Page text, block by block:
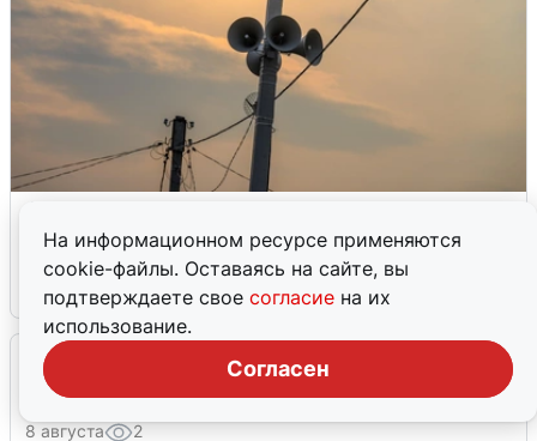
На информационном ресурсе применяются
cookie-файлы. Оставаясь на сайте, вы
подтверждаете свое согласие на их
использование.
Согласен
вновь